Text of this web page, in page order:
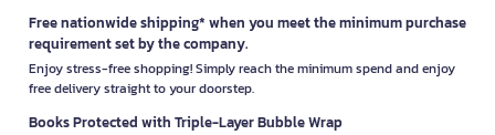
Free nationwide shipping* when you meet the minimum purchase
requirement set by the company.
Enjoy stress-free shopping! Simply reach the minimum spend and enjoy
free delivery straight to your doorstep.
Books Protected with Triple-Layer Bubble Wrap